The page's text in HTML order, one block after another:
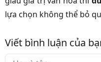
lựa chọn không thể bỏ
Viết bình luận của